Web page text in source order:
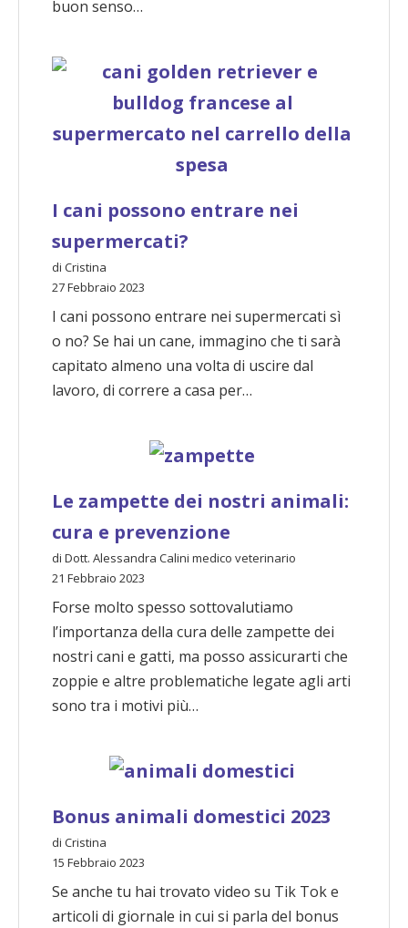
buon senso…
I cani possono entrare nei
supermercati?
di Cristina
27 Febbraio 2023
I cani possono entrare nei supermercati sì
o no? Se hai un cane, immagino che ti sarà
capitato almeno una volta di uscire dal
lavoro, di correre a casa per…
Le zampette dei nostri animali:
cura e prevenzione
di Dott. Alessandra Calini medico veterinario
21 Febbraio 2023
Forse molto spesso sottovalutiamo
l’importanza della cura delle zampette dei
nostri cani e gatti, ma posso assicurarti che
zoppie e altre problematiche legate agli arti
sono tra i motivi più…
Bonus animali domestici 2023
di Cristina
15 Febbraio 2023
Se anche tu hai trovato video su Tik Tok e
articoli di giornale in cui si parla del bonus